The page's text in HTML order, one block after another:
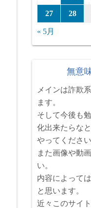
27 28
« 5月
無意
メインは詐欺
ます。
そして今後も
化出来たらな
やってください
また画像や動
い。
内容によって
と思います。
近々このサイ